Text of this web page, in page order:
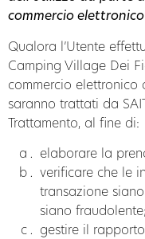
commercio
Qualora l’Utente
Camping Village Dei
commercio elettronico
saranno trattati da
Trattamento, al fine di:
elaborare la
verificare che le
transazione
siano fraudolente;
gestire il